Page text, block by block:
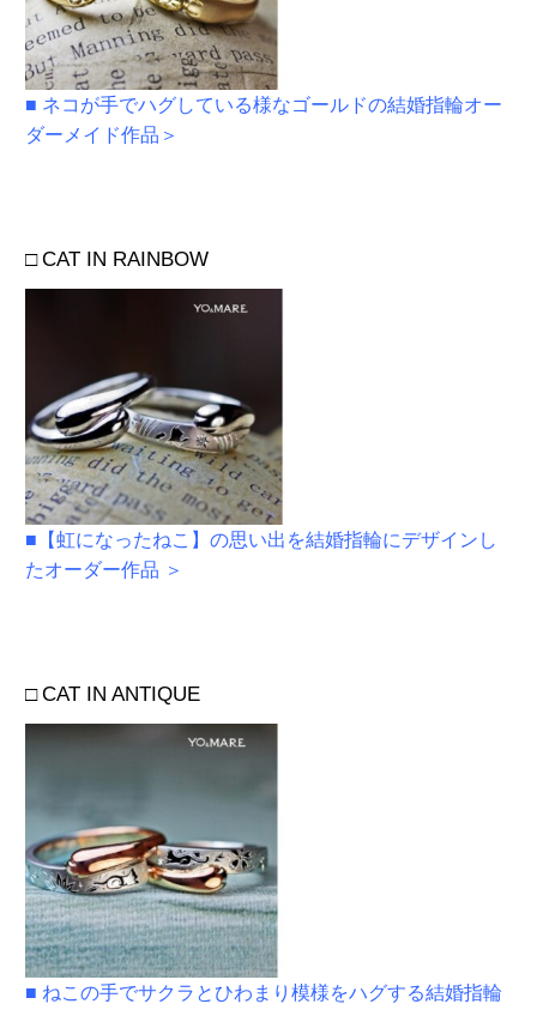
■ ネコが手でハグしている様なゴールドの結婚指輪オー
ダーメイド作品＞
□ CAT IN RAINBOW
■【虹になったねこ】の思い出を結婚指輪にデザインし
たオーダー作品 ＞
□ CAT IN ANTIQUE
■ ねこの手でサクラとひわまり模様をハグする結婚指輪